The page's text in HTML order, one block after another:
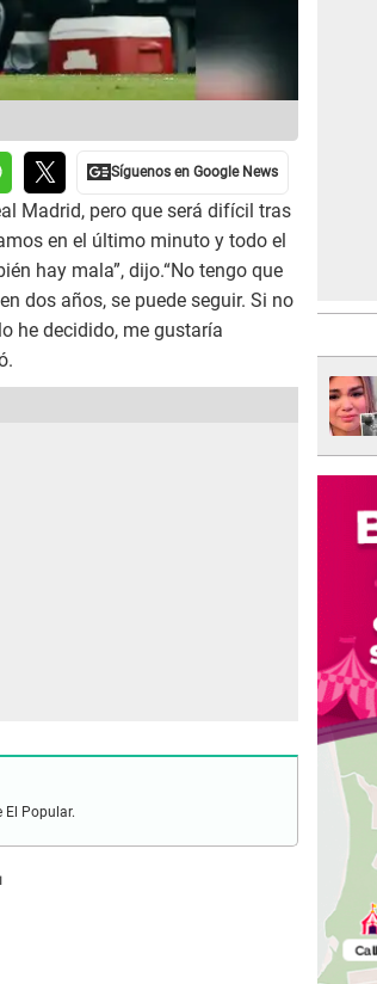
Madrid, pero que será difícil tras
en el último minuto y todo el
hay mala”, dijo.“No tengo que
dos años, se puede seguir. Si no
he decidido, me gustaría
El Popular.